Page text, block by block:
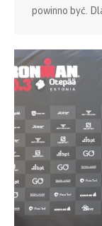
powinno być.